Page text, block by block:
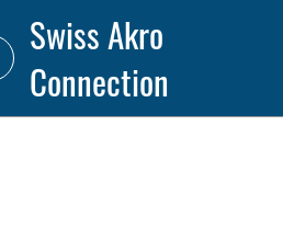
Swiss Akro
Connection